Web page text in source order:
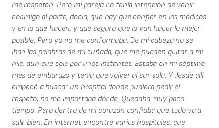
me respeten. Pero mi pareja no tenía intención de venir
conmigo al parto, decía, que hay que confiar en los médicos
y en lo que hacen, y que seguro que lo van hacer lo mejor
posible. Pero yo no me conformaba. De mi cabeza no se
iban las palabras de mi cuñada, que me pueden quitar a mi
hija, aun que solo por unos instantes. Estaba en mi séptimo
mes de embarazo y tenía que volver al sur sola. Y desde allí
empecé a buscar un hospital donde pudiera pedir el
respeto, no me importaba dónde. Quedaba muy poco
tiempo. Pero dentro de mi corazón confiaba que todo va a
salir bien. En internet encontré varios hospitales, que